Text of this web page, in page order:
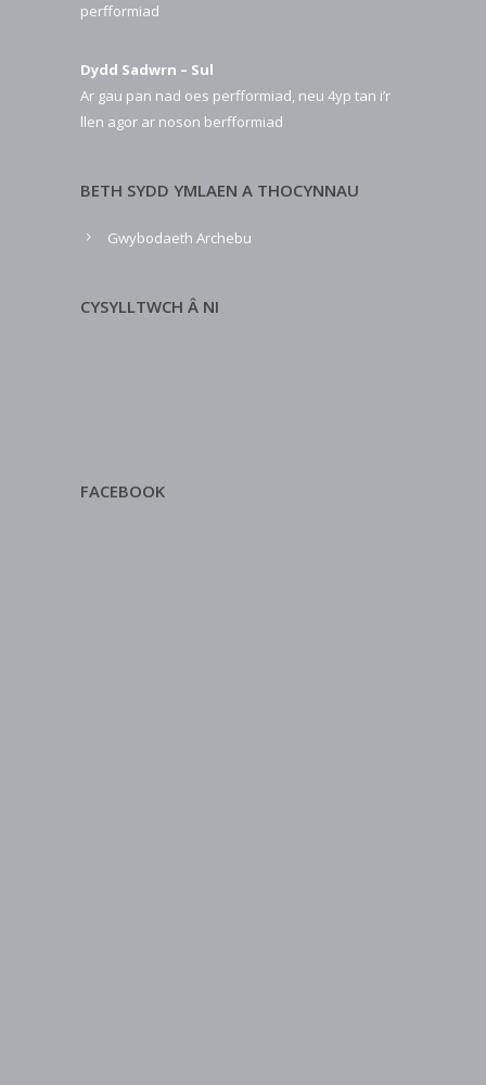
perfformiad
Dydd Sadwrn – Sul
Ar gau pan nad oes perfformiad, neu 4yp tan i’r
llen agor ar noson berfformiad
BETH SYDD YMLAEN A THOCYNNAU
Gwybodaeth Archebu
CYSYLLTWCH Â NI
FACEBOOK